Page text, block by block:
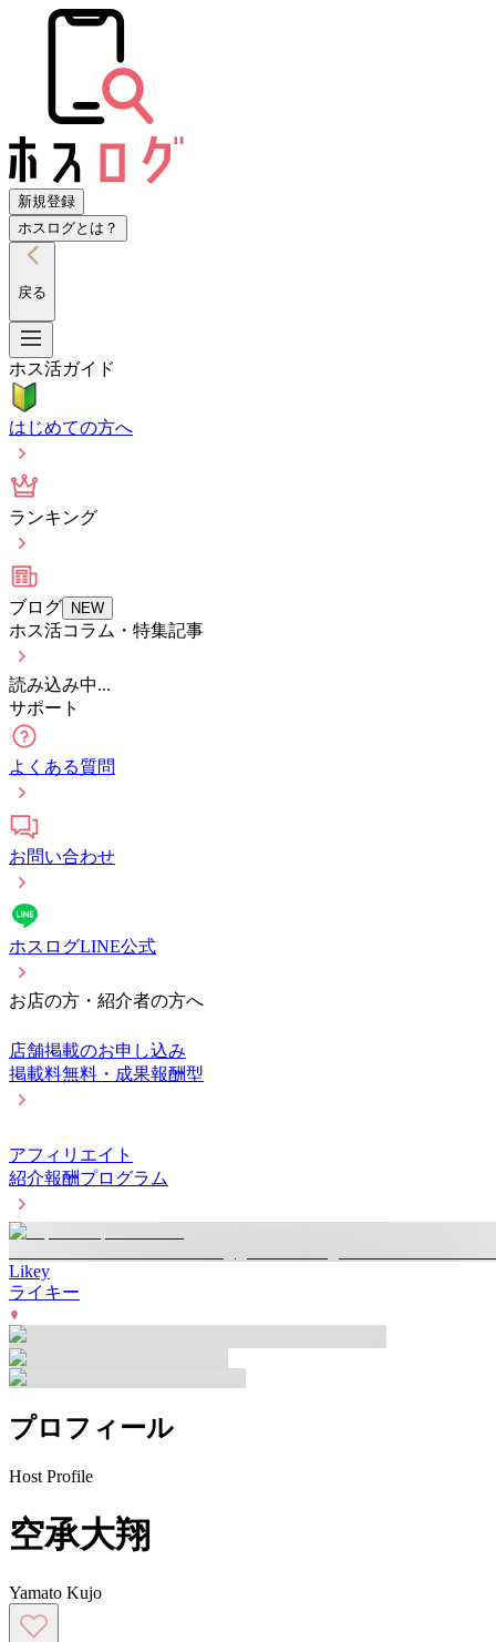
新規登録
ホスログとは？
戻る
ホス活ガイド
はじめての方へ
ランキング
ブログ NEW
ホス活コラム・特集記事
読み込み中...
サポート
よくある質問
お問い合わせ
ホスログLINE公式
お店の方・紹介者の方へ
店舗掲載のお申し込み
掲載料無料・成果報酬型
アフィリエイト
紹介報酬プログラム
Likey
ライキー
プロフィール
Host Profile
空承大翔
Yamato Kujo